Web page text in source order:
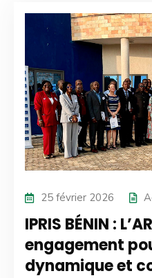
25 février 2026
IPRIS BÉNIN :
engagement
dynamique et